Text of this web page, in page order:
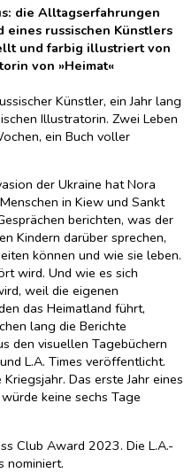
die Alltagserfahrungen
eines russischen Künstlers
und farbig illustriert von
von »Heimat«
Künstler, ein Jahr lang
Illustratorin. Zwei Leben
ein Buch voller
der Ukraine hat Nora
in Kiew und Sankt
berichten, was der
Kindern darüber sprechen,
können und wie sie leben.
wird. Und wie es sich
weil die eigenen
das Heimatland führt,
lang die Berichte
den visuellen Tagebüchern
L.A. Times veröffentlicht.
Das erste Jahr eines
keine sechs Tage
Club Award 2023. Die L.A.-
nominiert.